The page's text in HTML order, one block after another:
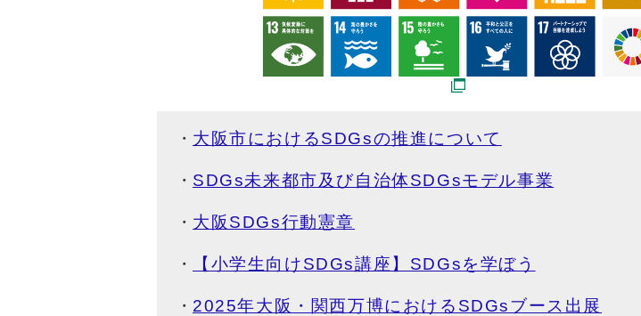
大阪市におけるSDGsの推進について
SDGs未来都市及び自治体SDGsモデル事業
大阪SDGs行動憲章
【小学生向けSDGs講座】SDGsを学ぼう
2025年大阪・関西万博におけるSDGsブース出展